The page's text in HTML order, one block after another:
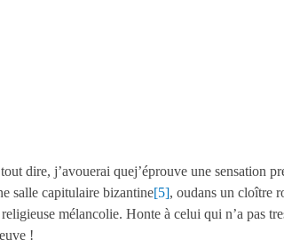
dire, j’avouerai quej’éprouve une sensation
salle capitulaire bizantine[5], oudans un cloître
mélancolie. Honte à celui qui n’a pas
!